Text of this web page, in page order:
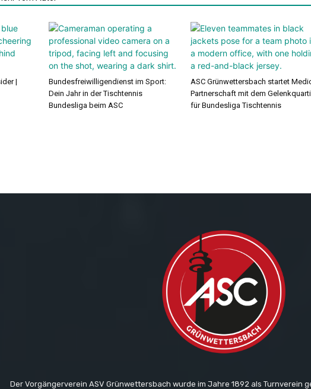
|
Bundesfreiwilligendienst im Sport:
Dein Jahr in der Tischtennis
Bundesliga beim ASC
ASC Grünwettersbach startet
Partnerschaft mit dem
für Bundesliga Tischtennis
Der Vorgängerverein ASV Grünwettersbach wurde im Jahre 1892 als Turnverein